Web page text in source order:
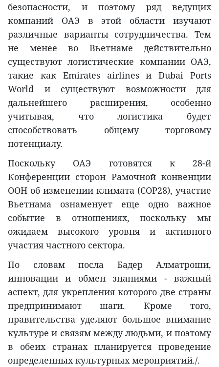
безопасности, и поэтому ряд ведущих
компаний ОАЭ в этой области изучают
различные варианты сотрудничества. Тем
не менее во Вьетнаме действительно
существуют логистические компании ОАЭ,
такие как Emirates airlines и Dubai Ports
World и существуют возможности для
дальнейшего расширения, особенно
учитывая, что логистика будет
способствовать общему торговому
потенциалу.
Поскольку ОАЭ готовятся к 28-й
Конференции сторон Рамочной конвенции
ООН об изменении климата (COP28), участие
Вьетнама ознаменует еще одно важное
событие в отношениях, поскольку мы
ожидаем высокого уровня и активного
участия частного сектора.
По словам посла Бадер Алматроши,
инновации и обмен знаниями - важный
аспект, для укрепления которого две страны
предпринимают шаги. Кроме того,
правительства уделяют большое внимание
культуре и связям между людьми, и поэтому
в обеих странах планируется проведение
определенных культурных мероприятий./.